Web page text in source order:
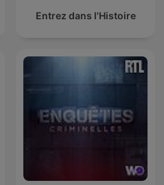
Entrez dans l'Histoire